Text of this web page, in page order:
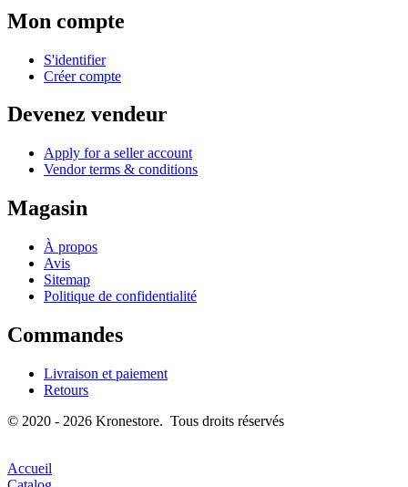
Mon compte
S'identifier
Créer compte
Devenez vendeur
Apply for a seller account
Vendor terms & conditions
Magasin
À propos
Avis
Sitemap
Politique de confidentialité
Commandes
Livraison et paiement
Retours
© 2020 - 2026 Kronestore. Tous droits réservés
Accueil